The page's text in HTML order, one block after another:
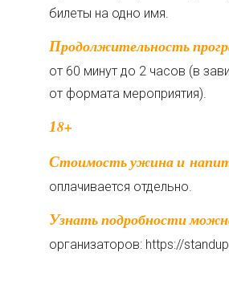
билеты на одно имя.
Продолжительность программы —
от 60 минут до 2 часов (в
от формата мероприятия).
18+
Стоимость ужина и напитков
оплачивается отдельно.
Узнать подробности можно на сайте
организаторов: https://